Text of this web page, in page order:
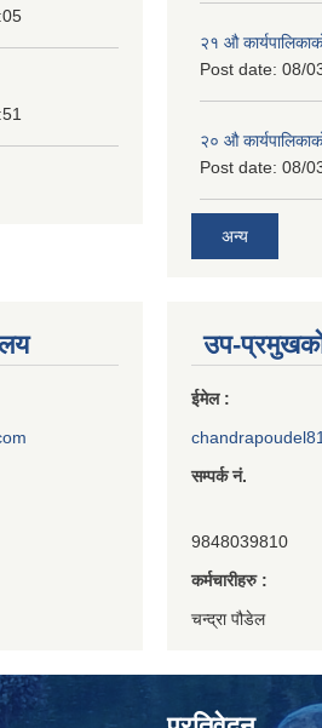
२‍१ औ
Post date: 08/
२‍० औ
Post date: 08/
अन्य
उप-
ईमेल :
सम्पर्क नं.
9848039810
कर्मचारीहरु :
चन्द्रा पौडेल